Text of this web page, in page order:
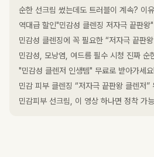
순한 선크림 썼는데도 트러블이 계속? 이
역대급 할인"민감성 클렌징 저자극 끝판왕
"민감성 클렌저 인생템" 무료로 받아가세
민감피부 선크림, 이 영상 하나면 정착 가능